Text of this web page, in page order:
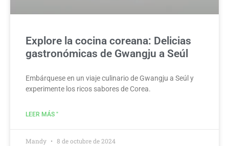
Explore la cocina coreana: Delicias
gastronómicas de Gwangju a Seúl
Embárquese en un viaje culinario de Gwangju a Seúl y
experimente los ricos sabores de Corea.
LEER MÁS "
Mandy 8 de octubre de 2024